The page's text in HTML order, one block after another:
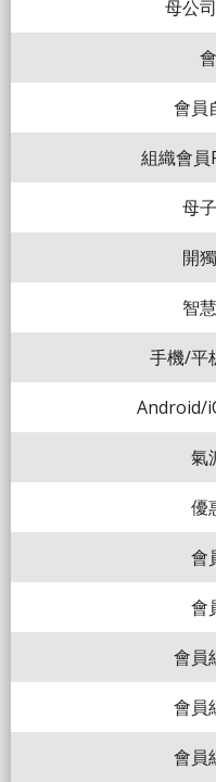
母公
會員
組織會
母
開
智
手機/平
Android/
氣
優
會
會
會員
會員
會員